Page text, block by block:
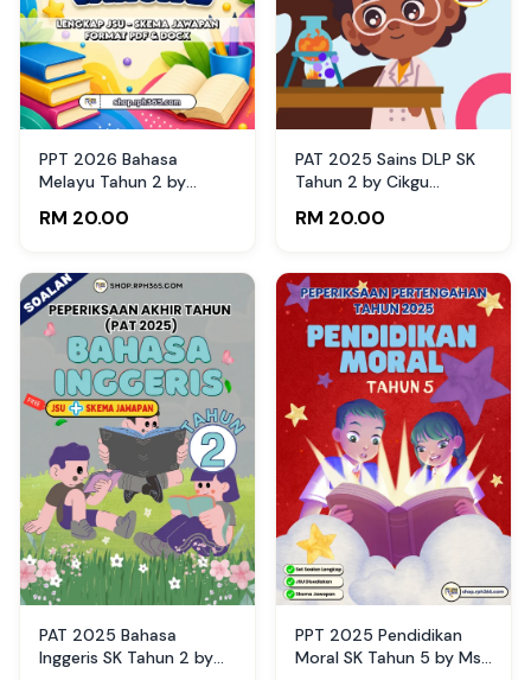
PPT 2026 Bahasa
Melayu Tahun 2 by
RM 20.00
PAT 2025 Sains DLP SK
Tahun 2 by Cikgu
RM 20.00
PAT 2025 Bahasa
Inggeris SK Tahun 2 by
PPT 2025 Pendidikan
Moral SK Tahun 5 by Ms